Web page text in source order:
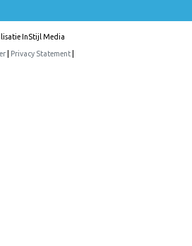
InStijl Media
Privacy Statement